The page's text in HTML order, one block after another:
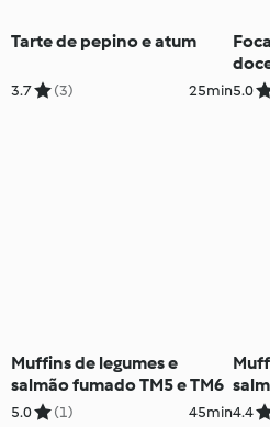
Tarte de pepino e atum
3.7 (3) 25min5.0
Muffins de legumes e
salmão fumado TM5 e TM6
5.0 (1) 45min4.4